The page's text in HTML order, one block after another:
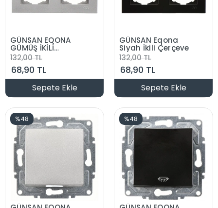
GÜNSAN EQONA
GÜMÜŞ İKİLİ
ÇERÇEVE
132,00 TL
68,90 TL
Sepete Ekle
GÜNSAN Eqona
Siyah İkili Çerçeve
132,00 TL
68,90 TL
Sepete Ekle
%48 %48